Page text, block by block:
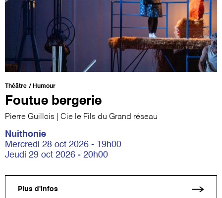
Théâtre Humour
Foutue bergerie
Pierre Guillois | Cie le Fils du Grand réseau
Nuithonie
Mercredi 28 oct 2026 - 19h00
Jeudi 29 oct 2026 - 20h00
Plus d'infos